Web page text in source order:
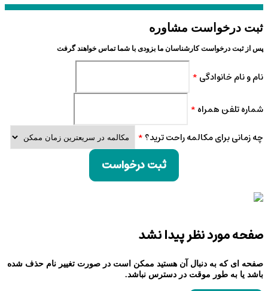
ثبت درخواست مشاوره
پس از ثبت درخواست کارشناسان ما بزودی با شما تماس خواهند گرفت
نام و نام خانوادگی *
شماره تلفن همراه *
چه زمانی برای مکالمه راحت ترید؟ *
ثبت درخواست
صفحه مورد نظر پیدا نشد
صفحه ای که به دنبال آن هستید ممکن است در صورت تغییر نام حذف شده
باشد یا به طور موقت در دسترس نباشد.